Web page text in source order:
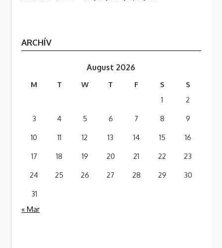
ARCHÍV
August 2026
M T W T F S
S
1
2
3
4 5 6 7 8
9
10
11 12 13 14 15
16
17
18 19 20 21 22
23
24
25 26 27 28 29
30
31
« Mar